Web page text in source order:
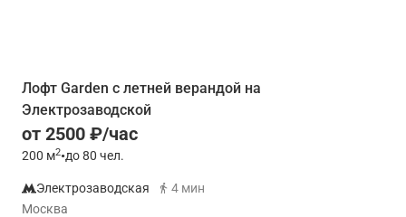
Лофт Garden с летней верандой на
Электрозаводской
от 2500 ₽/час
200 м2•до 80 чел.
Электрозаводская
4 мин
Москва